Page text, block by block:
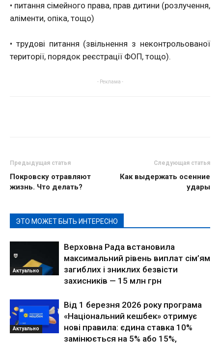
• питання сімейного права, прав дитини (розлучення,
аліменти, опіка, тощо)
• трудові питання (звільнення з неконтрольованої
території, порядок реєстрації ФОП, тощо).
- Реклама -
Предыдущая статья
Покровску отравляют
жизнь. Что делать?
Следующая статья
Как выдержать осенние
удары
ЭТО МОЖЕТ БЫТЬ ИНТЕРЕСНО
Актуально
Верховна Рада встановила
максимальний рівень виплат сім’ям
загиблих і зниклих безвісти
захисників — 15 млн грн
Актуально
Від 1 березня 2026 року програма
«Національний кешбек» отримує
нові правила: єдина ставка 10%
замінюється на 5% або 15%,